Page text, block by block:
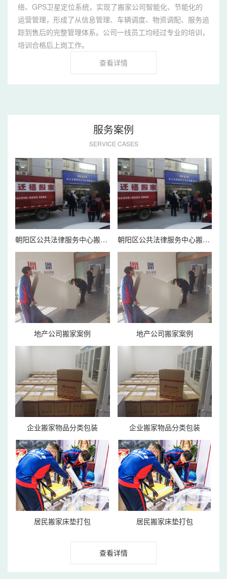
络、GPS卫星定位系统，实现了搬家公司智能化、节能化的
运营管理，形成了从信息管理、车辆调度、物资调配、服务追
踪到售后的完整管理体系。公司一线员工均经过专业的培训，
培训合格后上岗工作。
查看详情
服务案例
SERVICE CASES
朝阳区公共法律服务中心搬家案例 朝阳区公共法律服务中心搬家案例
地产公司搬家案例 地产公司搬家案例
企业搬家物品分类包装 企业搬家物品分类包装
居民搬家床垫打包 居民搬家床垫打包
查看详情